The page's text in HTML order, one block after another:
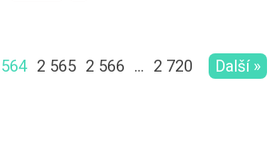
2 565 2 566 … 2 720 Další »